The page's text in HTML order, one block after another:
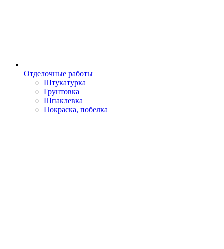
Отделочные работы
Штукатурка
Грунтовка
Шпаклевка
Покраска, побелка